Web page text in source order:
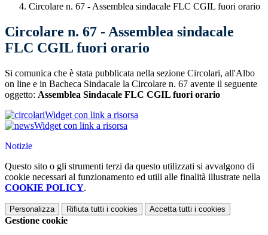
Circolare n. 67 - Assemblea sindacale FLC CGIL fuori orario
Circolare n. 67 - Assemblea sindacale
FLC CGIL fuori orario
Si comunica che è stata pubblicata nella sezione Circolari, all'Albo
on line e in Bacheca Sindacale la Circolare n. 67 avente il seguente
oggetto: Assemblea Sindacale FLC CGIL fuori orario
Widget con link a risorsa
Widget con link a risorsa
Notizie
Questo sito o gli strumenti terzi da questo utilizzati si avvalgono di
cookie necessari al funzionamento ed utili alle finalità illustrate nella
COOKIE POLICY.
Personalizza Rifiuta tutti i cookies Accetta tutti i cookies
Gestione cookie